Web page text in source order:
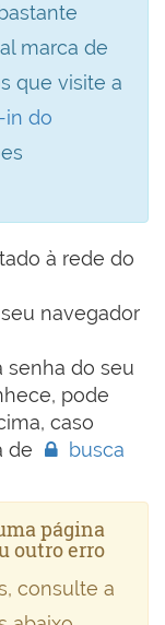
marca de
que visite a
in do
à rede do
navegador
senha do seu
pode
caso
de
busca
página
outro erro
consulte a